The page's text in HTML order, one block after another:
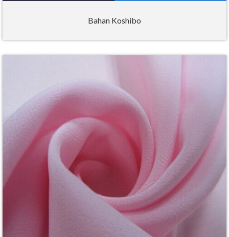
Bahan Koshibo